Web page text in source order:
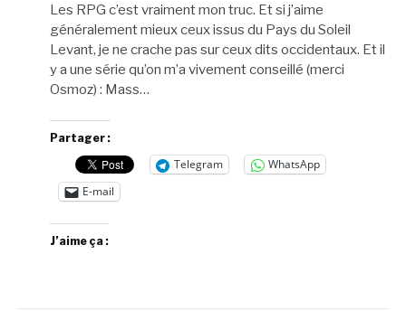
Les RPG c’est vraiment mon truc. Et si j’aime
généralement mieux ceux issus du Pays du Soleil
Levant, je ne crache pas sur ceux dits occidentaux. Et il
y a une série qu’on m’a vivement conseillé (merci
Osmoz) : Mass…
Partager :
Telegram
WhatsApp
E-mail
J’aime ça :